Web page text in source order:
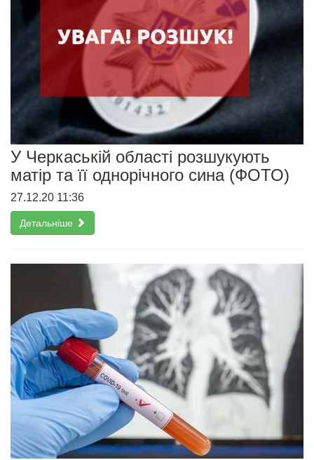
У Черкаській області розшукують
матір та її однорічного сина (ФОТО)
27.12.20 11:36
Детальніше